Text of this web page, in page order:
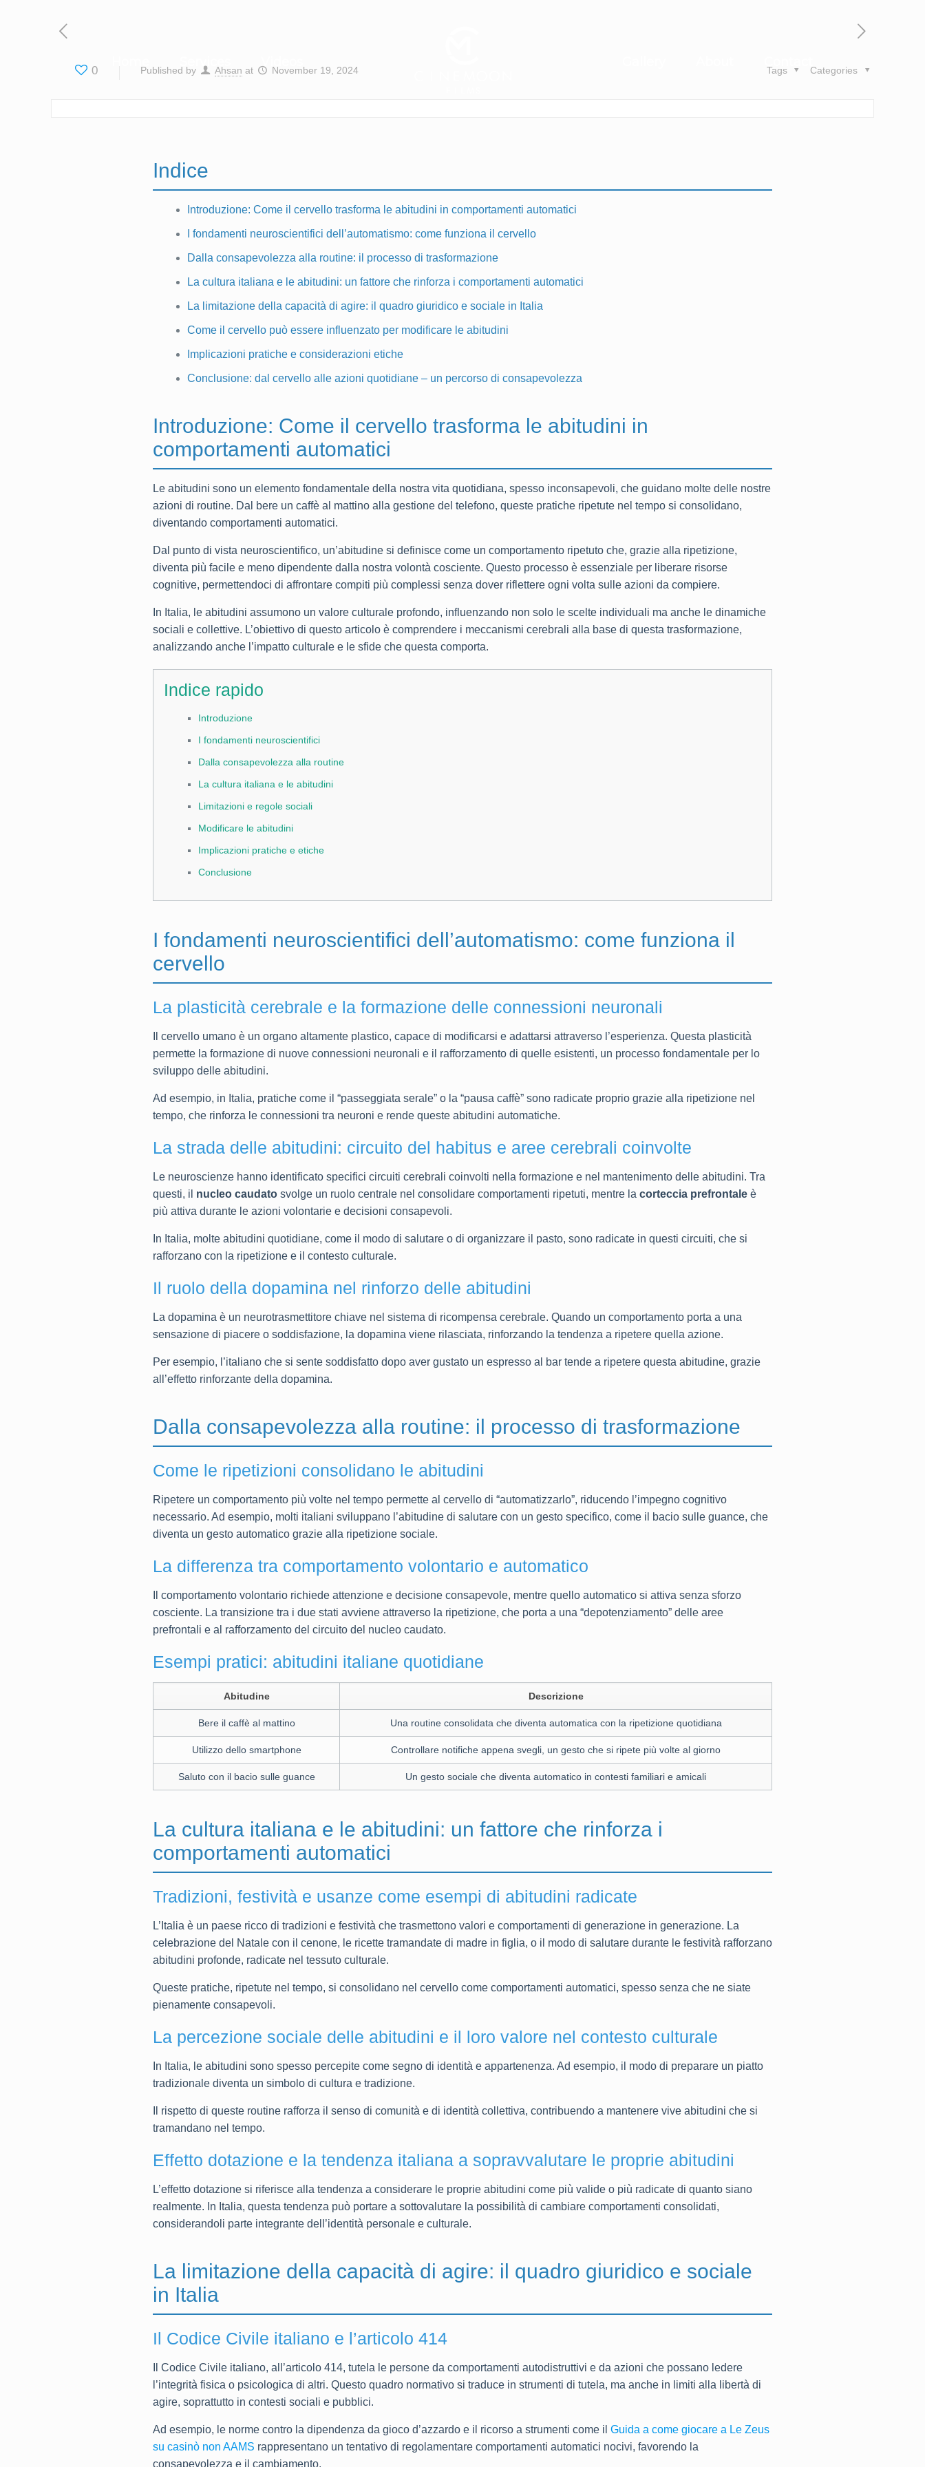
Services
0 Published by Ahsan at November 19, 2024 Categories
Tags
Indice
Introduzione: Come il cervello trasforma le abitudini in comportamenti automatici
I fondamenti neuroscientifici dell’automatismo: come funziona il cervello
Dalla consapevolezza alla routine: il processo di trasformazione
La cultura italiana e le abitudini: un fattore che rinforza i comportamenti automatici
La limitazione della capacità di agire: il quadro giuridico e sociale in Italia
Come il cervello può essere influenzato per modificare le abitudini
Implicazioni pratiche e considerazioni etiche
Conclusione: dal cervello alle azioni quotidiane – un percorso di consapevolezza
Introduzione: Come il cervello trasforma le abitudini in
comportamenti automatici
Le abitudini sono un elemento fondamentale della nostra vita quotidiana, spesso inconsapevoli, che guidano molte delle nostre
azioni di routine. Dal bere un caffè al mattino alla gestione del telefono, queste pratiche ripetute nel tempo si consolidano,
diventando comportamenti automatici.
Dal punto di vista neuroscientifico, un’abitudine si definisce come un comportamento ripetuto che, grazie alla ripetizione,
diventa più facile e meno dipendente dalla nostra volontà cosciente. Questo processo è essenziale per liberare risorse
cognitive, permettendoci di affrontare compiti più complessi senza dover riflettere ogni volta sulle azioni da compiere.
In Italia, le abitudini assumono un valore culturale profondo, influenzando non solo le scelte individuali ma anche le dinamiche
sociali e collettive. L’obiettivo di questo articolo è comprendere i meccanismi cerebrali alla base di questa trasformazione,
analizzando anche l’impatto culturale e le sfide che questa comporta.
Indice rapido
Introduzione
I fondamenti neuroscientifici
Dalla consapevolezza alla routine
La cultura italiana e le abitudini
Limitazioni e regole sociali
Modificare le abitudini
Implicazioni pratiche e etiche
Conclusione
I fondamenti neuroscientifici dell’automatismo: come funziona il
cervello
La plasticità cerebrale e la formazione delle connessioni neuronali
Il cervello umano è un organo altamente plastico, capace di modificarsi e adattarsi attraverso l’esperienza. Questa plasticità
permette la formazione di nuove connessioni neuronali e il rafforzamento di quelle esistenti, un processo fondamentale per lo
sviluppo delle abitudini.
Ad esempio, in Italia, pratiche come il “passeggiata serale” o la “pausa caffè” sono radicate proprio grazie alla ripetizione nel
tempo, che rinforza le connessioni tra neuroni e rende queste abitudini automatiche.
La strada delle abitudini: circuito del habitus e aree cerebrali coinvolte
Le neuroscienze hanno identificato specifici circuiti cerebrali coinvolti nella formazione e nel mantenimento delle abitudini. Tra
questi, il nucleo caudato svolge un ruolo centrale nel consolidare comportamenti ripetuti, mentre la corteccia prefrontale è
più attiva durante le azioni volontarie e decisioni consapevoli.
In Italia, molte abitudini quotidiane, come il modo di salutare o di organizzare il pasto, sono radicate in questi circuiti, che si
rafforzano con la ripetizione e il contesto culturale.
Il ruolo della dopamina nel rinforzo delle abitudini
La dopamina è un neurotrasmettitore chiave nel sistema di ricompensa cerebrale. Quando un comportamento porta a una
sensazione di piacere o soddisfazione, la dopamina viene rilasciata, rinforzando la tendenza a ripetere quella azione.
Per esempio, l’italiano che si sente soddisfatto dopo aver gustato un espresso al bar tende a ripetere questa abitudine, grazie
all’effetto rinforzante della dopamina.
Dalla consapevolezza alla routine: il processo di trasformazione
Come le ripetizioni consolidano le abitudini
Ripetere un comportamento più volte nel tempo permette al cervello di “automatizzarlo”, riducendo l’impegno cognitivo
necessario. Ad esempio, molti italiani sviluppano l’abitudine di salutare con un gesto specifico, come il bacio sulle guance, che
diventa un gesto automatico grazie alla ripetizione sociale.
La differenza tra comportamento volontario e automatico
Il comportamento volontario richiede attenzione e decisione consapevole, mentre quello automatico si attiva senza sforzo
cosciente. La transizione tra i due stati avviene attraverso la ripetizione, che porta a una “depotenziamento” delle aree
prefrontali e al rafforzamento del circuito del nucleo caudato.
Esempi pratici: abitudini italiane quotidiane
Abitudine Descrizione
Bere il caffè al mattino Una routine consolidata che diventa automatica con la ripetizione quotidiana
Utilizzo dello smartphone Controllare notifiche appena svegli, un gesto che si ripete più volte al giorno
Saluto con il bacio sulle guance Un gesto sociale che diventa automatico in contesti familiari e amicali
La cultura italiana e le abitudini: un fattore che rinforza i
comportamenti automatici
Tradizioni, festività e usanze come esempi di abitudini radicate
L’Italia è un paese ricco di tradizioni e festività che trasmettono valori e comportamenti di generazione in generazione. La
celebrazione del Natale con il cenone, le ricette tramandate di madre in figlia, o il modo di salutare durante le festività rafforzano
abitudini profonde, radicate nel tessuto culturale.
Queste pratiche, ripetute nel tempo, si consolidano nel cervello come comportamenti automatici, spesso senza che ne siate
pienamente consapevoli.
La percezione sociale delle abitudini e il loro valore nel contesto culturale
In Italia, le abitudini sono spesso percepite come segno di identità e appartenenza. Ad esempio, il modo di preparare un piatto
tradizionale diventa un simbolo di cultura e tradizione.
Il rispetto di queste routine rafforza il senso di comunità e di identità collettiva, contribuendo a mantenere vive abitudini che si
tramandano nel tempo.
Effetto dotazione e la tendenza italiana a sopravvalutare le proprie abitudini
L’effetto dotazione si riferisce alla tendenza a considerare le proprie abitudini come più valide o più radicate di quanto siano
realmente. In Italia, questa tendenza può portare a sottovalutare la possibilità di cambiare comportamenti consolidati,
considerandoli parte integrante dell’identità personale e culturale.
La limitazione della capacità di agire: il quadro giuridico e sociale
in Italia
Il Codice Civile italiano e l’articolo 414
Il Codice Civile italiano, all’articolo 414, tutela le persone da comportamenti autodistruttivi e da azioni che possano ledere
l’integrità fisica o psicologica di altri. Questo quadro normativo si traduce in strumenti di tutela, ma anche in limiti alla libertà di
agire, soprattutto in contesti sociali e pubblici.
Ad esempio, le norme contro la dipendenza da gioco d’azzardo e il ricorso a strumenti come il Guida a come giocare a Le Zeus
su casinò non AAMS rappresentano un tentativo di regolamentare comportamenti automatici nocivi, favorendo la
consapevolezza e il cambiamento.